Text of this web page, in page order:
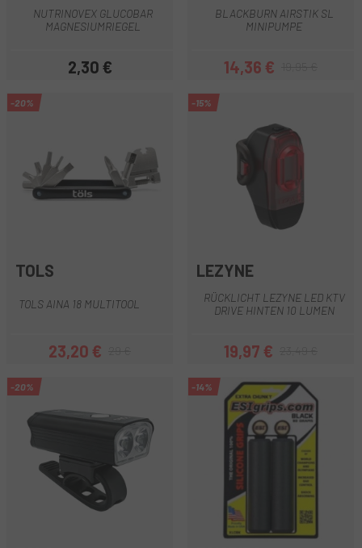
NUTRINOVEX GLUCOBAR
MAGNESIUMRIEGEL
Preis
2,30 €
BLACKBURN AIRSTIK SL
MINIPUMPE
Preis
14,36 €Regulärer Preis
-20%
TOLS
TOLS AINA 18 MULTITOOL
Preis
23,20 €Regulärer Preis
-15%
LEZYNE
RÜCKLICHT LEZYNE LED KTV
DRIVE HINTEN 10 LUMEN
Preis
19,97 €Regulärer Preis
-20% -14%